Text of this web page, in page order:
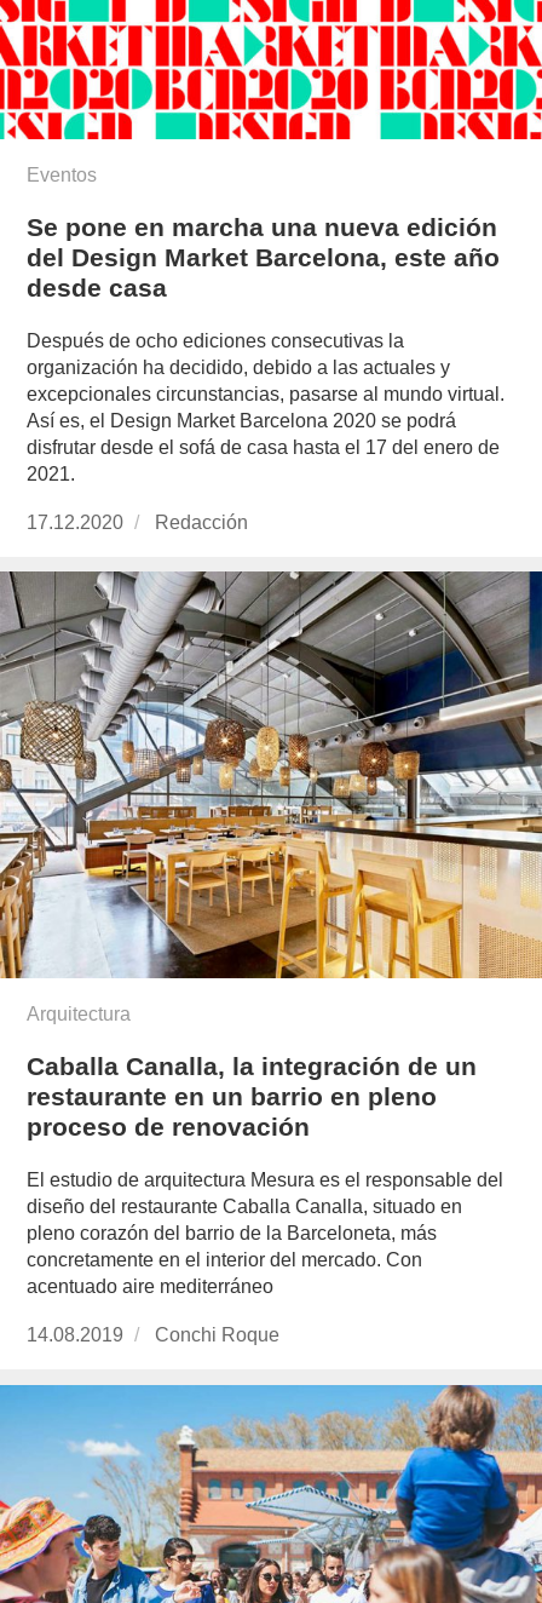
Eventos
Se pone en marcha una nueva edición
del Design Market Barcelona, este año
desde casa
Después de ocho ediciones consecutivas la
organización ha decidido, debido a las actuales y
excepcionales circunstancias, pasarse al mundo virtual.
Así es, el Design Market Barcelona 2020 se podrá
disfrutar desde el sofá de casa hasta el 17 del enero de
2021.
Publicado
17.12.2020 https://www.experimenta.es/author/redaccion/
Redacción
Arquitectura
Caballa Canalla, la integración de un
restaurante en un barrio en pleno
proceso de renovación
El estudio de arquitectura Mesura es el responsable del
diseño del restaurante Caballa Canalla, situado en
pleno corazón del barrio de la Barceloneta, más
concretamente en el interior del mercado. Con
acentuado aire mediterráneo
Publicado
14.08.2019
https://www.experimenta.es/author/conchi-
Conchi Roque